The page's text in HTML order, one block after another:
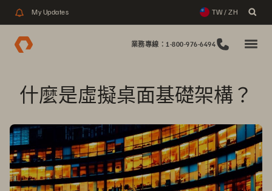
My Updates TW / ZH
業務專線：1-800-976-6494
什麼是虛擬桌面基礎架構？